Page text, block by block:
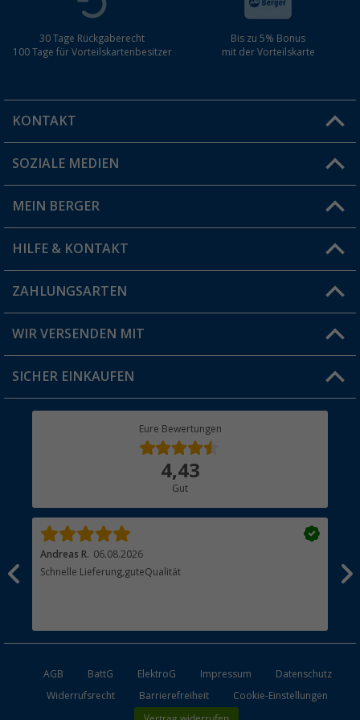
gemischte Böden, 5er-Pack
11,99€
30 Tage Rückgaberecht
100 Tage für Vorteilskartenbesitzer
Bis zu 5% Bonus
mit der Vorteilskarte
KONTAKT
Du hast eine Frage?
Filiale finden
SOZIALE MEDIEN
MEIN BERGER
Vorteilskarte
Blog
Jobs & Karriere
HILFE & KONTAKT
FAQ & Kontakt
Versandinformationen
Rücksendung
ZAHLUNGSARTEN
WIR VERSENDEN MIT
SICHER EINKAUFEN
Eure Bewertungen
4,43
Gut
Andreas R. 06.08.2026
Schnelle Lieferung,guteQualität
AGB BattG ElektroG Impressum
Datenschutz
Widerrufsrecht
Barrierefreiheit Cookie-Einstellungen